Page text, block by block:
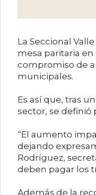
La Seccional
mesa paritaria
compromiso de
municipales.
Es así que, tras
sector, se definió
“El aumento
dejando
Rodríguez,
deben pagar los
Además de la